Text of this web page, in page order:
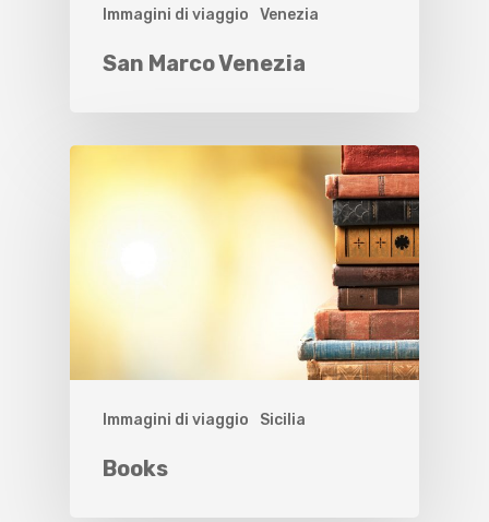
Immagini di viaggio Venezia
San Marco Venezia
Immagini di viaggio Sicilia
Books